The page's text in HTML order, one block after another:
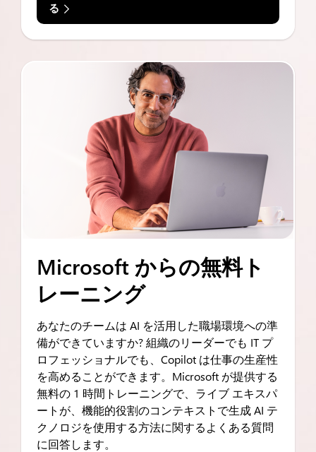
る
Microsoft からの無料ト
レーニング
あなたのチームは AI を活用した職場環境への準
備ができていますか? 組織のリーダーでも IT プ
ロフェッショナルでも、Copilot は仕事の生産性
を高めることができます。Microsoft が提供する
無料の 1 時間トレーニングで、ライブ エキスパ
ートが、機能的役割のコンテキストで生成 AI テ
クノロジを使用する方法に関するよくある質問
に回答します。